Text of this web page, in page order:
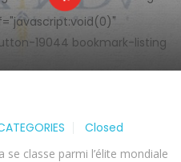
19044 bookmark-listing
Closed
se classe parmi l’élite mondiale